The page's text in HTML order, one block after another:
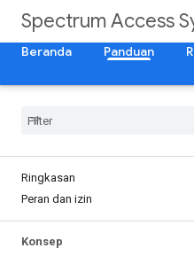
Spectrum Access
Beranda
Panduan
Ringkasan
Peran dan izin
Konsep